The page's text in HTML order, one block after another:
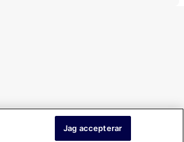
Jag accepterar